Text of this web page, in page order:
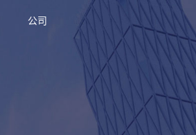
公司